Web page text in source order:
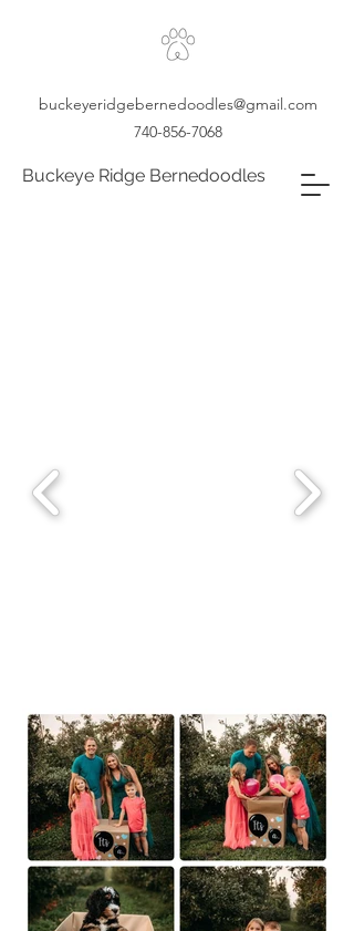
Buckeye Ridge Bernedoodles
buckeyeridgebernedoodles@gmail.com
740-856-7068